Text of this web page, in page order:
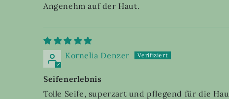
Angenehm auf der Haut.
Kornelia Denzer
Seifenerlebnis
Tolle Seife, superzart und pflegend für die